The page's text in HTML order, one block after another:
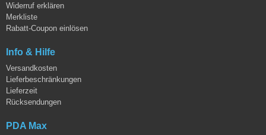
Widerruf erklären
Merkliste
Rabatt-Coupon einlösen
Info & Hilfe
Versandkosten
Lieferbeschränkungen
Lieferzeit
Rücksendungen
PDA Max